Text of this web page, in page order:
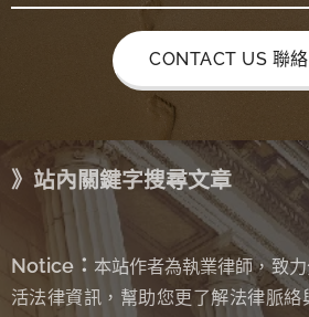
CONTACT US 聯
》站內關鍵字搜尋文章
Notice： 本站作者為執業律師，致
活法律資訊，幫助您更了解法律脈